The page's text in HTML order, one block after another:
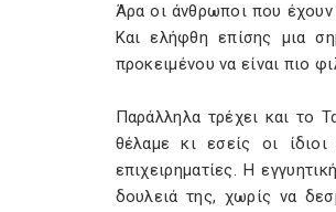
Άρα οι άνθρωποι που
Και ελήφθη επίσης μια
προκειμένου να είναι πιο
Παράλληλα τρέχει και το
θέλαμε κι εσείς οι
επιχειρηματίες. Η
δουλειά της, χωρίς να